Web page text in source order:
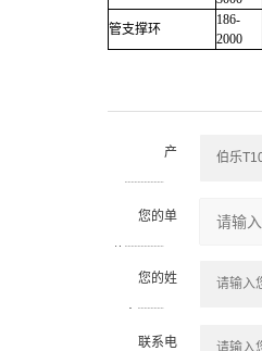
管支撑环
186-
2000
产
您的单
您的姓
联系电